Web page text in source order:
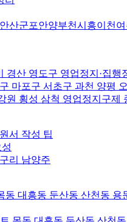
산군포안양부천시흥이천
산 영도구 영업정지·집행
마포구 서초구 과천 양평
원 횡성 삼척 영업정지구제
서 작성 팁
리 남양주
대흥동 둔산동 산천동 용